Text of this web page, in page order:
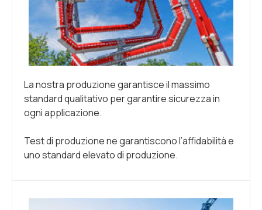
La nostra produzione garantisce il massimo
standard qualitativo per garantire sicurezza in
ogni applicazione.
Test di produzione ne garantiscono l’affidabilità e
uno standard elevato di produzione.